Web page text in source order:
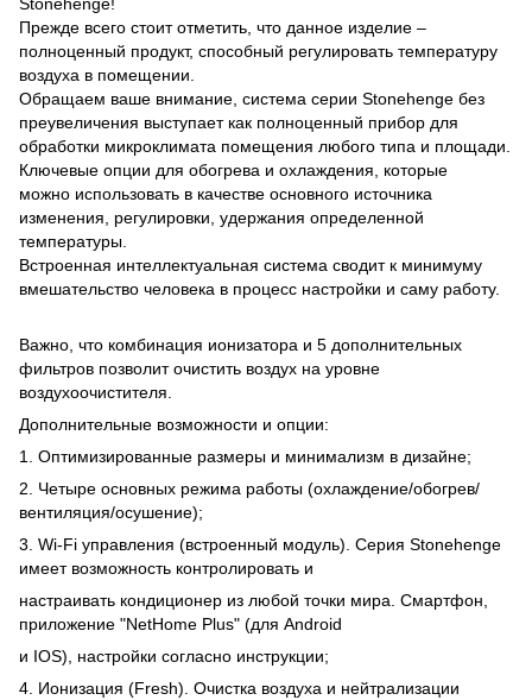
Прежде всего стоит отметить, что данное изделие –
полноценный продукт, способный регулировать температуру
воздуха в помещении.
Обращаем ваше внимание, система серии Stonehenge без
преувеличения выступает как полноценный прибор для
обработки микроклимата помещения любого типа и площади.
Ключевые опции для обогрева и охлаждения, которые
можно использовать в качестве основного источника
изменения, регулировки, удержания определенной
температуры.
Встроенная интеллектуальная система сводит к минимуму
вмешательство человека в процесс настройки и саму работу.
Важно, что комбинация ионизатора и 5 дополнительных
фильтров позволит очистить воздух на уровне
воздухоочистителя.
Дополнительные возможности и опции:
1. Оптимизированные размеры и минимализм в дизайне;
2. Четыре основных режима работы (охлаждение/обогрев/
вентиляция/осушение);
3. Wi-Fi управления (встроенный модуль). Серия Stonehenge
имеет возможность контролировать и
настраивать кондиционер из любой точки мира. Смартфон,
приложение "NetHome Plus" (для Android
и IOS), настройки согласно инструкции;
4. Ионизация (Fresh). Очистка воздуха и нейтрализации